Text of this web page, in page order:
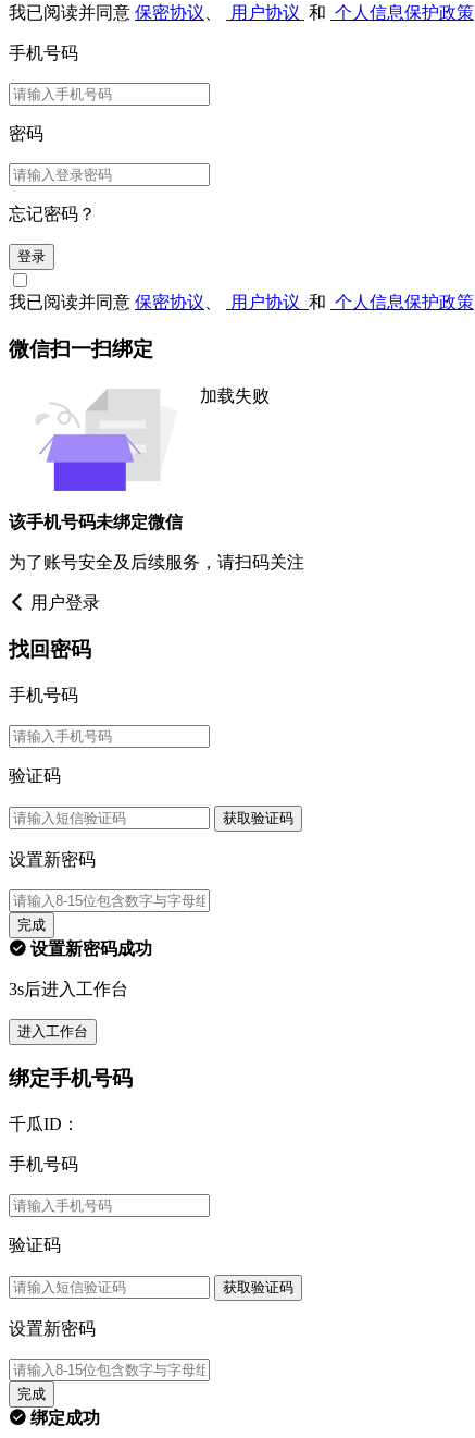
我已阅读并同意 保密协议 用户协议 和 个人信息保护政策
手机号码
密码
忘记密码？
登录
我已阅读并同意 保密协议 用户协议 和 个人信息保护政策
微信扫一扫绑定
加载失败
该手机号码未绑定微信
为了账号安全及后续服务，请扫码关注
用户登录
找回密码
手机号码
验证码
获取验证码
设置新密码
完成
设置新密码成功
3s后进入工作台
进入工作台
绑定手机号码
千瓜ID：
手机号码
验证码
获取验证码
设置新密码
完成
绑定成功